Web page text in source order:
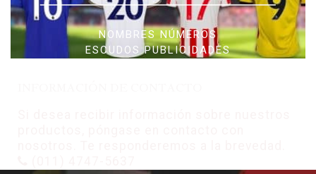
NOMBRES NÚMEROS
ESCUDOS PUBLICIDADES